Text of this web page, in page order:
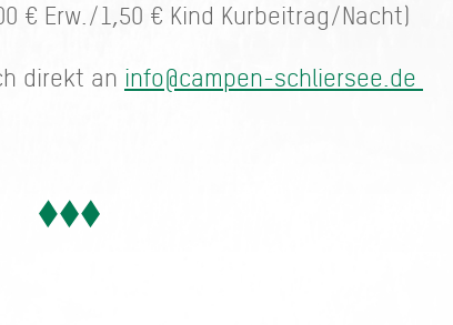
€ Erw./1,50 € Kind Kurbeitrag/Nacht)
direkt an info@campen-schliersee.de